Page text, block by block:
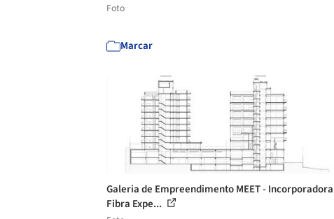
Foto
Marcar
Galeria de Empreendimento MEET - Incorporadora
Fibra Expe...